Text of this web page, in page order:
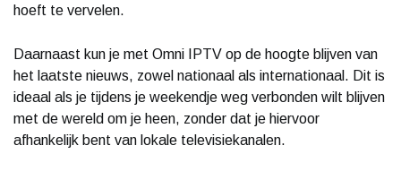
hoeft te vervelen.
Daarnaast kun je met Omni IPTV op de hoogte blijven van
het laatste nieuws, zowel nationaal als internationaal. Dit is
ideaal als je tijdens je weekendje weg verbonden wilt blijven
met de wereld om je heen, zonder dat je hiervoor
afhankelijk bent van lokale televisiekanalen.